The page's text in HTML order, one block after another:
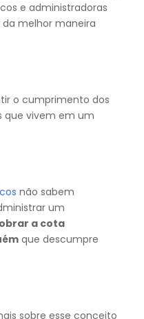
e administradoras
melhor maneira
o cumprimento dos
que vivem em um
não sabem
um
a cota
que descumpre
sobre esse conceito